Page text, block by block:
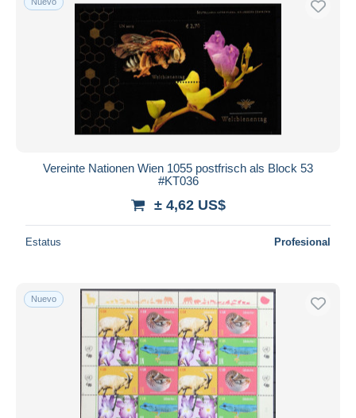
Vereinte Nationen Wien 1055 postfrisch als Block 53
#KT036
± 4,62 US$
Estatus Profesional
Nuevo